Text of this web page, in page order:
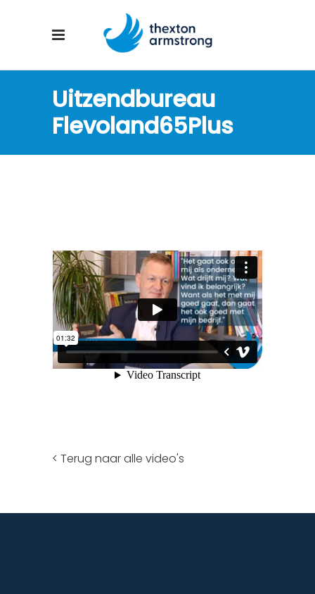
Uitzendbureau
Flevoland65Plus
< Terug naar alle video's